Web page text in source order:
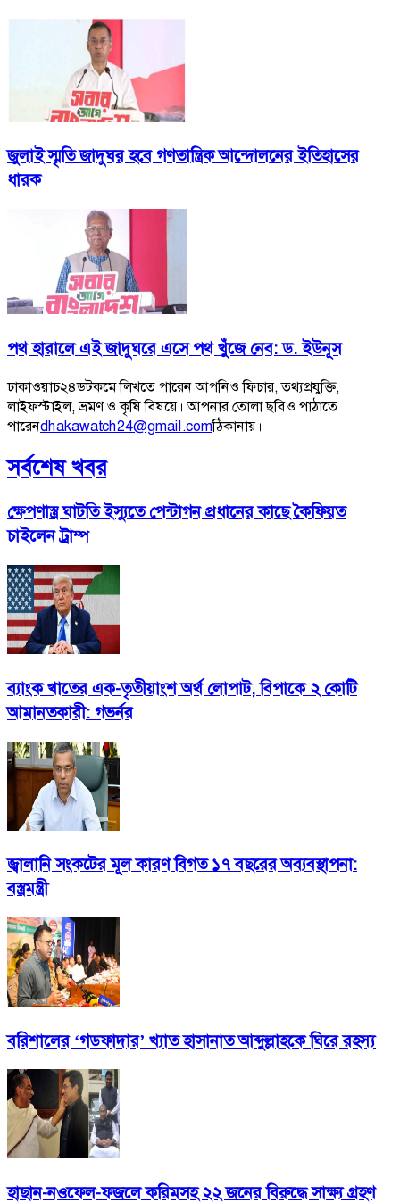
জুলাই স্মৃতি জাদুঘর হবে গণতান্ত্রিক আন্দোলনের ইতিহাসের
ধারক
পথ হারালে এই জাদুঘরে এসে পথ খুঁজে নেব: ড. ইউনূস
ঢাকাওয়াচ২৪ডটকমে লিখতে পারেন আপনিও ফিচার, তথ্যপ্রযুক্তি,
লাইফস্টাইল, ভ্রমণ ও কৃষি বিষয়ে। আপনার তোলা ছবিও পাঠাতে
পারেনdhakawatch24@gmail.comঠিকানায়।
সর্বশেষ খবর
ক্ষেপণাস্ত্র ঘাটতি ইস্যুতে পেন্টাগন প্রধানের কাছে কৈফিয়ত
চাইলেন ট্রাম্প
ব্যাংক খাতের এক-তৃতীয়াংশ অর্থ লোপাট, বিপাকে ২ কোটি
আমানতকারী: গভর্নর
জ্বালানি সংকটের মূল কারণ বিগত ১৭ বছরের অব্যবস্থাপনা:
বস্ত্রমন্ত্রী
বরিশালের ‘গডফাদার’ খ্যাত হাসানাত আব্দুল্লাহকে ঘিরে রহস্য
হাছান-নওফেল-ফজলে করিমসহ ২২ জনের বিরুদ্ধে সাক্ষ্য গ্রহণ